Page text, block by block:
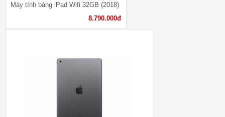
Máy tính bảng iPad Wifi 32GB (2018)
8.790.000đ